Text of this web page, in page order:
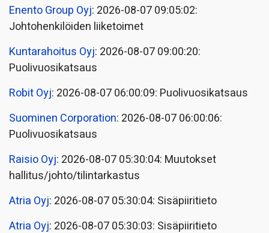
Enento Group Oyj: 2026-08-07 09:05:02:
Johtohenkilöiden liiketoimet
Kuntarahoitus Oyj: 2026-08-07 09:00:20:
Puolivuosikatsaus
Robit Oyj: 2026-08-07 06:00:09: Puolivuosikatsaus
Suominen Corporation: 2026-08-07 06:00:06:
Puolivuosikatsaus
Raisio Oyj: 2026-08-07 05:30:04: Muutokset
hallitus/johto/tilintarkastus
Atria Oyj: 2026-08-07 05:30:04: Sisäpiiritieto
Atria Oyj: 2026-08-07 05:30:03: Sisäpiiritieto